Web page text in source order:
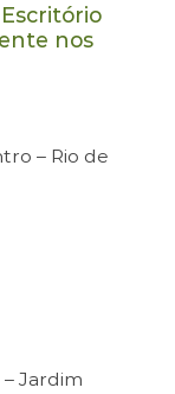
nos
– Rio de
– Jardim